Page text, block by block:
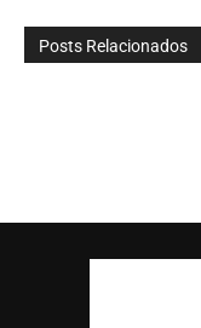
Posts Relacionados